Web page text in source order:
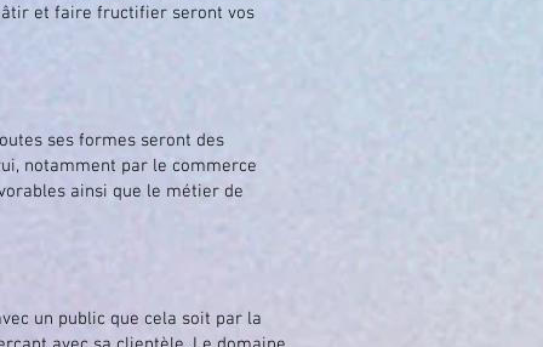
et faire fructifier seront vos
ses formes seront des
notamment par le commerce
ainsi que le métier de
un public que cela soit par la